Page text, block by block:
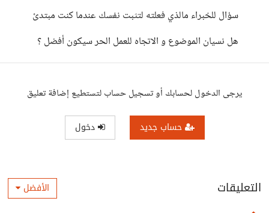
سؤال للخبراء مالذي فعلته لتثبت نفسك عندما كنت مبتدئ
هل نسيان الموضوع و الاتجاه للعمل الحر سيكون أفضل ؟
يرجى الدخول لحسابك أو تسجيل حساب لتستطيع إضافة تعليق
حساب جديد دخول
التعليقات الأفضل